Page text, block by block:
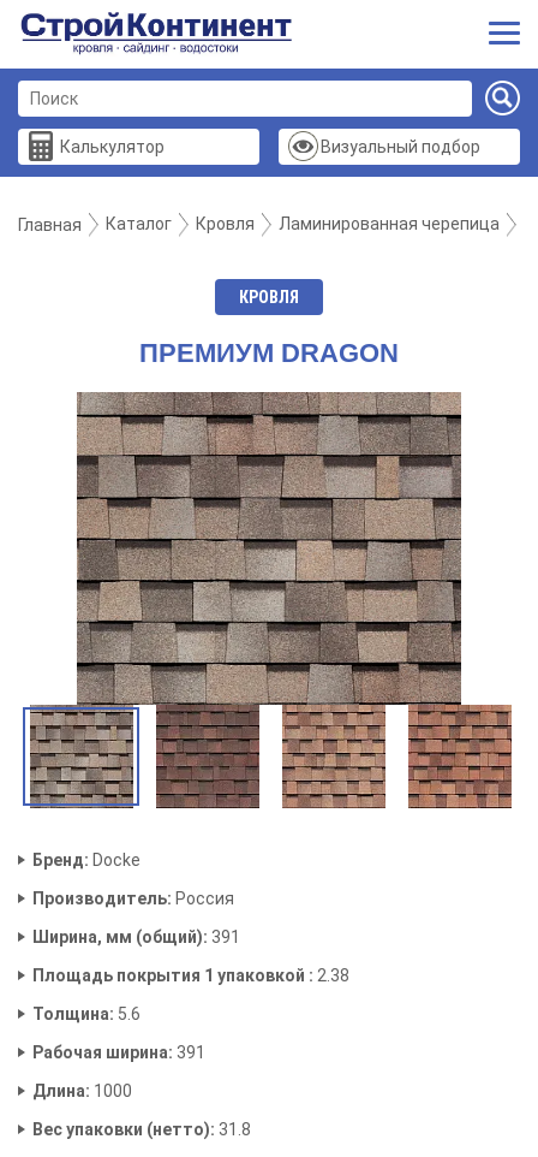
Калькулятор Визуальный подбор
Главная Каталог Кровля Ламинированная черепица
КРОВЛЯ
ПРЕМИУМ DRAGON
Бренд: Docke
Производитель: Россия
Ширина, мм (общий): 391
Площадь покрытия 1 упаковкой : 2.38
Толщина: 5.6
Рабочая ширина: 391
Длина: 1000
Вес упаковки (нетто): 31.8